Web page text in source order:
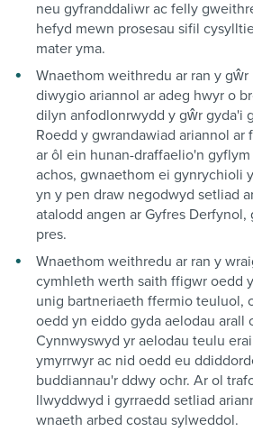
neu gyfranddaliwr ac felly
hefyd mewn prosesau sifil
mater yma.
Wnaethom weithredu ar ran y gŵr
diwygio ariannol ar adeg hwyr o
dilyn anfodlonrwydd y gŵr gyda'i
Roedd y gwrandawiad ariannol
ar ôl ein hunan-draffaelio'n
achos, gwnaethom ei gynrychioli
yn y pen draw negodwyd setliad
atalodd angen ar Gyfres Derfynol,
pres.
Wnaethom weithredu ar ran y
cymhleth werth saith ffigwr oedd
unig bartneriaeth ffermio teuluol,
oedd yn eiddo gyda aelodau arall
Cynnwyswyd yr aelodau teulu
ymyrrwyr ac nid oedd eu
buddiannau'r ddwy ochr. Ar ol
llwyddwyd i gyrraedd setliad
wnaeth arbed costau sylweddol.